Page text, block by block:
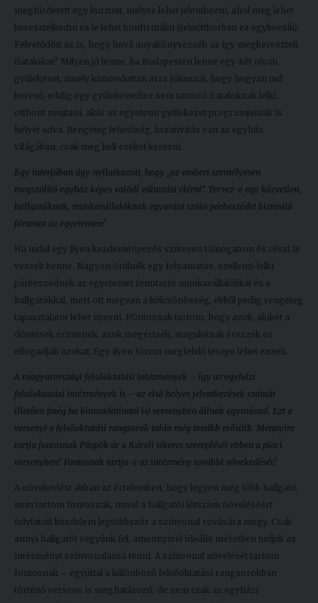
meghirdetett egy kurzust, melyre lehet jelentkezni, ahol meg lehet
keresztelkedni és le lehet konfirmálni (felnőttkorban ez egybeesik).
Felvetődött az is, hogy hová anyakönyvezzék az így megkeresztelt
fiatalokat? Milyen jó lenne, ha Budapesten lenne egy-két olyan
gyülekezet, amely kimondottan arra fókuszál, hogy hogyan tud
kereső, eddig egy gyülekezethez sem tartozó fiataloknak lelki
otthont nyújtani, akár az egyetemi gyülekezet programjainak is
helyet adva. Rengeteg lehetőség, kreativitás van az egyház
világában, csak meg kell ezeket keresni.
Egy interjúban úgy nyilatkozott, hogy „az embert személyesen
megszólító egyház képes valódi változást elérni". Tervez-e egy közvetlen,
hallgatóknak, munkavállalóknak egyaránt szóló párbeszédet biztosító
fórumot az egyetemen?
Ha indul egy ilyen kezdeményezés szívesen támogatom és részt is
veszek benne. Nagyon örülnék egy folyamatos, szellemi-lelki
párbeszédnek az egyetemet fenntartó munkavállalókkal és a
hallgatókkal, mert ott megvan a kölcsönösség, ebből pedig rengeteg
tapasztalatot lehet nyerni. FOntosnak tartom, hogy azok, akiket a
döntések érintenek, azok megértsék, magukénak érezzék és
elfogadják azokat. Egy ilyen fórum megfelelő terepe lehet ennek.
A magyarországi felsőoktatási intézmények – így az egyházi
felsőoktatási intézmények is – az első helyes jelentkezések számát
illetően (még ha kimondatlanul is) versenyben állnak egymással. Ezt a
versenyt a felsőoktatási rangsorok talán még tovább erősítik. Mennyire
tartja fontosnak Püspök úr a Károli sikeres szereplését ebben a piaci
versenyben? Fontosnak tartja-e az intézmény további növekedését?
A növekedést abban az értelemben, hogy legyen még több hallgató,
nem tartom fontosnak, mivel a hallgatói létszám növeléséért
folytatott küzdelem legtöbbször a színvonal rovására megy. Csak
annyi hallgatót vegyünk fel, amennyivel ideális méretben tudjuk az
intézményt színvonalassá tenni. A színvonal növelését tartom
fontosnak – egyúttal a különböző felsőoktatási rangsorokban
történő verseny is meghatározó, de nem csak az egyházi